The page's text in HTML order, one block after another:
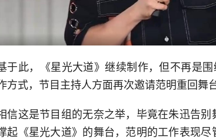
于此，《星光大道》继续制作，但不再是
方式，节目主持人方面再次邀请范明重回舞台
信这是节目组的无奈之举，毕竟在朱迅告
起《星光大道》的舞台，范明的工作表现